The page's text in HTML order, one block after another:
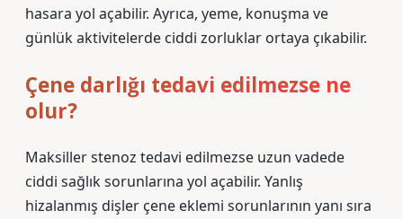
hasara yol açabilir. Ayrıca, yeme, konuşma ve
günlük aktivitelerde ciddi zorluklar ortaya çıkabilir.
Çene darlığı tedavi edilmezse ne
olur?
Maksiller stenoz tedavi edilmezse uzun vadede
ciddi sağlık sorunlarına yol açabilir. Yanlış
hizalanmış dişler çene eklemi sorunlarının yanı sıra